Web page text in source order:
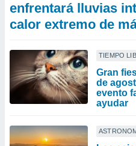
enfrentará lluvias
calor extremo de
TIEMPO
Gran
de
evento
ayudar